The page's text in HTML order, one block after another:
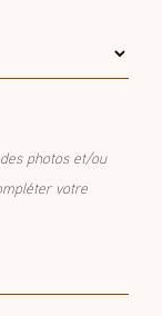
photos et/ou
votre